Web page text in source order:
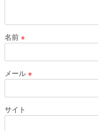
名前 ※
メール ※
サイト